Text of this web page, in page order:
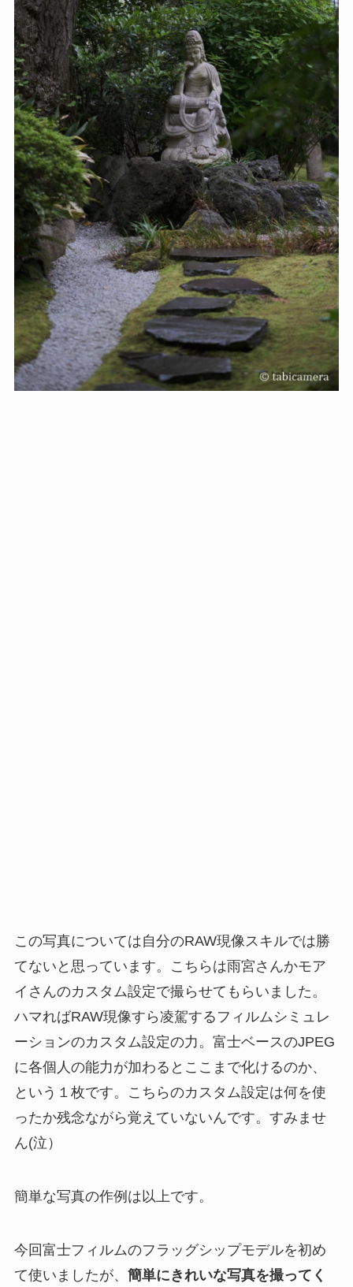
この写真については自分のRAW現像スキルでは勝
てないと思っています。こちらは雨宮さんかモア
イさんのカスタム設定で撮らせてもらいました。
ハマればRAW現像すら凌駕するフィルムシミュレ
ーションのカスタム設定の力。富士ベースのJPEG
に各個人の能力が加わるとここまで化けるのか、
という１枚です。こちらのカスタム設定は何を使
ったか残念ながら覚えていないんです。すみませ
ん(泣）
簡単な写真の作例は以上です。
今回富士フィルムのフラッグシップモデルを初め
て使いましたが、 簡単にきれいな写真を撮ってく